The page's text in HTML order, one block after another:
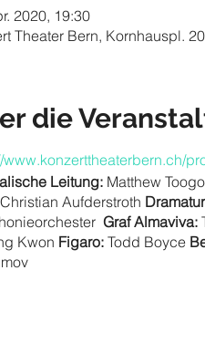
2020, 19:30
Theater Bern, Kornhauspl.
die
www.konzerttheaterbern.ch/
Leitung:Matthew
Christian Aufderstroth
Graf Almaviva:
Kwon Figaro:Todd Boyce